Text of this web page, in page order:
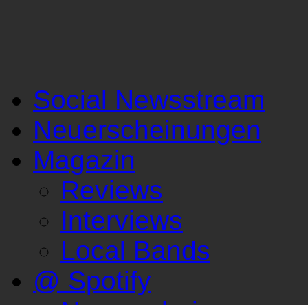
Social Newsstream
Neuerscheinungen
Magazin
Reviews
Interviews
Local Bands
@ Spotify